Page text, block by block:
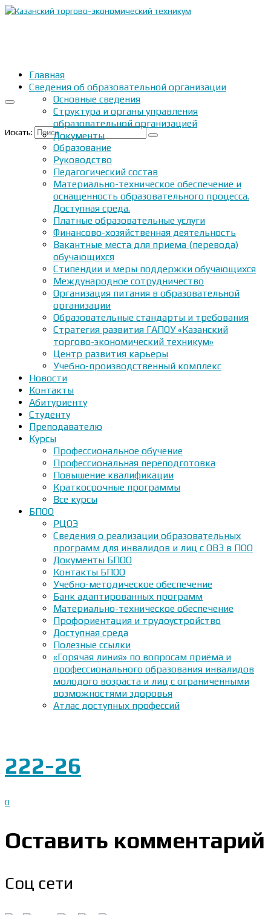
Искать:
Главная
Сведения об образовательной организации
Основные сведения
Структура и органы управления
образовательной организацией
Документы
Образование
Руководство
Педагогический состав
Материально-техническое обеспечение и
оснащенность образовательного процесса.
Доступная среда.
Платные образовательные услуги
Финансово-хозяйственная деятельность
Вакантные места для приема (перевода)
обучающихся
Стипендии и меры поддержки обучающихся
Международное сотрудничество
Организация питания в образовательной
организации
Образовательные стандарты и требования
Стратегия развития ГАПОУ «Казанский
торгово-экономический техникум»
Центр развития карьеры
Учебно-производственный комплекс
Новости
Контакты
Абитуриенту
Студенту
Преподавателю
Курсы
Профессиональное обучение
Профессиональная переподготовка
Повышение квалификации
Краткосрочные программы
Все курсы
БПОО
РЦОЭ
Сведения о реализации образовательных
программ для инвалидов и лиц с ОВЗ в ПОО
Документы БПОО
Контакты БПОО
Учебно-методическое обеспечение
Банк адаптированных программ
Материально-техническое обеспечение
Профориентация и трудоустройство
Доступная среда
Полезные ссылки
«Горячая линия» по вопросам приёма и
профессионального образования инвалидов
молодого возраста и лиц с ограниченными
возможностями здоровья
Атлас доступных профессий
222-26
0
Оставить комментарий
Соц сети